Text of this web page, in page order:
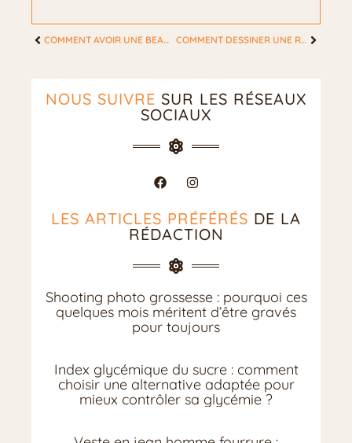
COMMENT AVOIR UNE BEAUTÉ NATURELLE ? COMMENT DESSINER UNE ROSE POUR LES DÉBUTANTS ÉTAPE PAR ÉTAPE ?
NOUS SUIVRE SUR LES RÉSEAUX
SOCIAUX
LES ARTICLES PRÉFÉRÉS DE LA
RÉDACTION
Shooting photo grossesse : pourquoi ces
quelques mois méritent d’être gravés
pour toujours
Index glycémique du sucre : comment
choisir une alternative adaptée pour
mieux contrôler sa glycémie ?